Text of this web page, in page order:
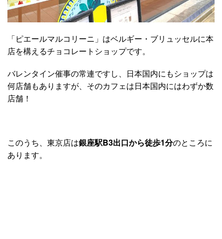
「ピエールマルコリーニ」はベルギー・ブリュッセルに本
店を構えるチョコレートショップです。
バレンタイン催事の常連ですし、日本国内にもショップは
何店舗もありますが、そのカフェは日本国内にはわずか数
店舗！
このうち、東京店は銀座駅B3出口から徒歩1分のところに
あります。